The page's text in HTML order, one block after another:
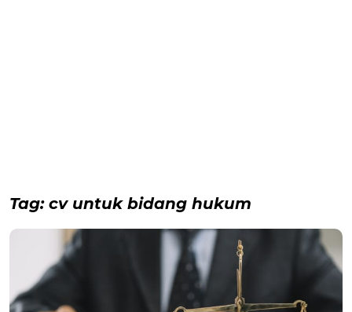
Tag: cv untuk bidang hukum